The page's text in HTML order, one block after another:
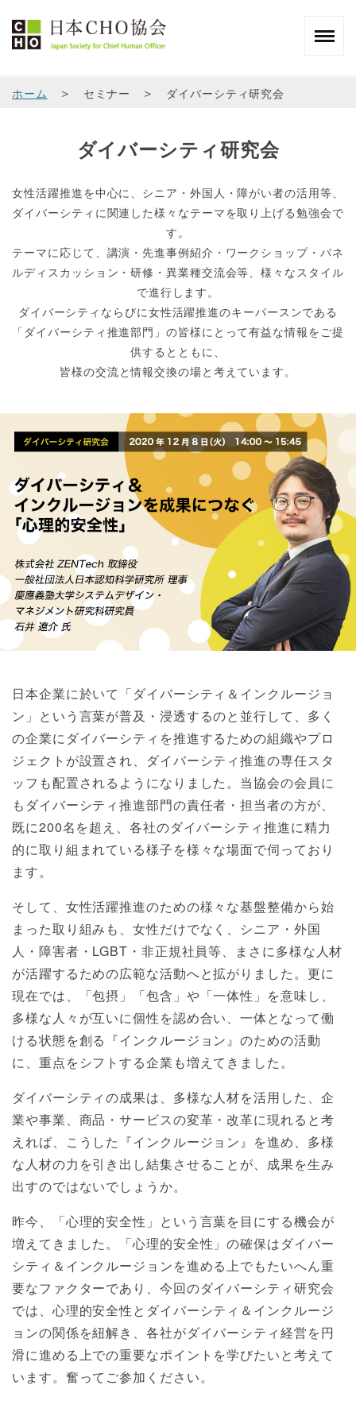
ホーム ＞ セミナー ＞ ダイバーシティ研究会
ダイバーシティ研究会
女性活躍推進を中心に、シニア・外国人・障がい者の活用等、
ダイバーシティに関連した様々なテーマを取り上げる勉強会で
す。
テーマに応じて、講演・先進事例紹介・ワークショップ・パネ
ルディスカッション・研修・異業種交流会等、様々なスタイル
で進行します。
ダイバーシティならびに女性活躍推進のキーパースンである
「ダイバーシティ推進部門」の皆様にとって有益な情報をご提
供するとともに、
皆様の交流と情報交換の場と考えています。
日本企業に於いて「ダイバーシティ＆インクルージョ
ン」という言葉が普及・浸透するのと並行して、多く
の企業にダイバーシティを推進するための組織やプロ
ジェクトが設置され、ダイバーシティ推進の専任スタ
ッフも配置されるようになりました。当協会の会員に
もダイバーシティ推進部門の責任者・担当者の方が、
既に200名を超え、各社のダイバーシティ推進に精力
的に取り組まれている様子を様々な場面で伺っており
ます。
そして、女性活躍推進のための様々な基盤整備から始
まった取り組みも、女性だけでなく、シニア・外国
人・障害者・LGBT・非正規社員等、まさに多様な人材
が活躍するための広範な活動へと拡がりました。更に
現在では、「包摂」「包含」や「一体性」を意味し、
多様な人々が互いに個性を認め合い、一体となって働
ける状態を創る『インクルージョン』のための活動
に、重点をシフトする企業も増えてきました。
ダイバーシティの成果は、多様な人材を活用した、企
業や事業、商品・サービスの変革・改革に現れると考
えれば、こうした『インクルージョン』を進め、多様
な人材の力を引き出し結集させることが、成果を生み
出すのではないでしょうか。
昨今、「心理的安全性」という言葉を目にする機会が
増えてきました。「心理的安全性」の確保はダイバー
シティ＆インクルージョンを進める上でもたいへん重
要なファクターであり、今回のダイバーシティ研究会
では、心理的安全性とダイバーシティ＆インクルージ
ョンの関係を紐解き、各社がダイバーシティ経営を円
滑に進める上での重要なポイントを学びたいと考えて
います。奮ってご参加ください。